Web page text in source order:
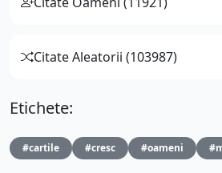
Citate Aleatorii (103987)
Etichete:
#cartile #cresc #oameni